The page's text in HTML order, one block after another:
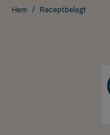
Hem Receptbelagt